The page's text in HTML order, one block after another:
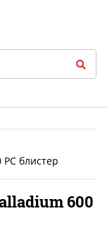
блистер
600